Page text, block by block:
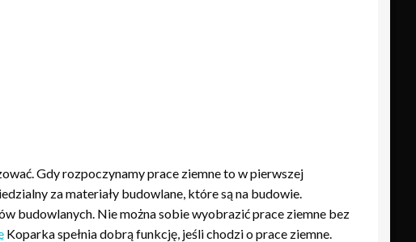
Gdy rozpoczynamy prace ziemne to w pierwszej
za materiały budowlane, które są na budowie.
budowlanych. Nie można sobie wyobrazić prace ziemne bez
Koparka spełnia dobrą funkcję, jeśli chodzi o prace ziemne.